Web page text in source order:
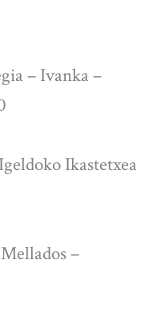
– Ivanka –
Ikastetxea
–